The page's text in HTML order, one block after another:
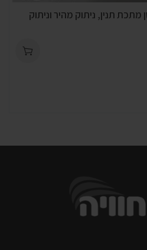
מתכת תנין, ניתוק מהיר וניתוק